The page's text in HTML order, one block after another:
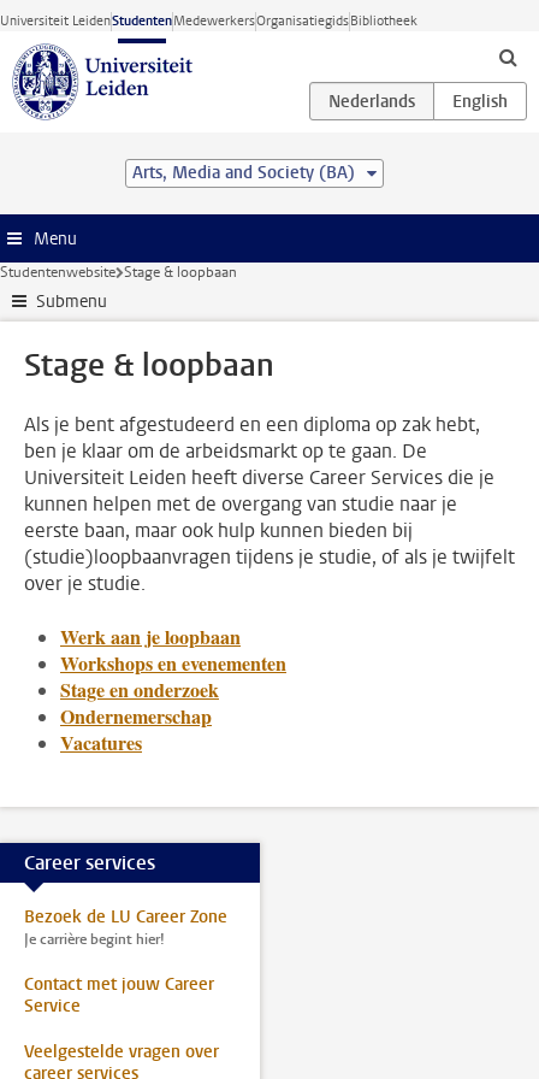
Ga direct naar de inhoud
Universiteit LeidenStudentenMedewerkersOrganisatiegidsBibliotheek
Arts, Media and Society (BA)
Menu
Studentenwebsite Stage & loopbaan
Submenu
Stage & loopbaan
Als je bent afgestudeerd en een diploma op zak hebt,
ben je klaar om de arbeidsmarkt op te gaan. De
Universiteit Leiden heeft diverse Career Services die je
kunnen helpen met de overgang van studie naar je
eerste baan, maar ook hulp kunnen bieden bij
(studie)loopbaanvragen tijdens je studie, of als je twijfelt
over je studie.
Werk aan je loopbaan
Workshops en evenementen
Stage en onderzoek
Ondernemerschap
Vacatures
Career services
Bezoek de LU Career Zone
Je carrière begint hier!
Contact met jouw Career
Service
Veelgestelde vragen over
career services